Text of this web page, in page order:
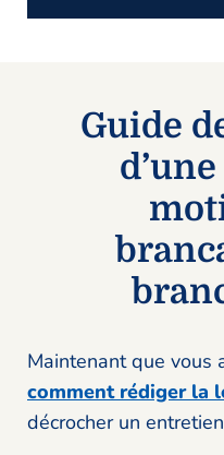
Guide
Maintenant que vous
comment rédiger la
décrocher un